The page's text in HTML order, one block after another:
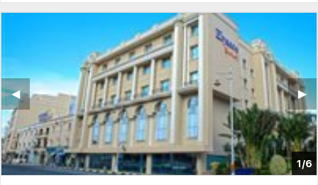
1/6
▶︎
◀︎